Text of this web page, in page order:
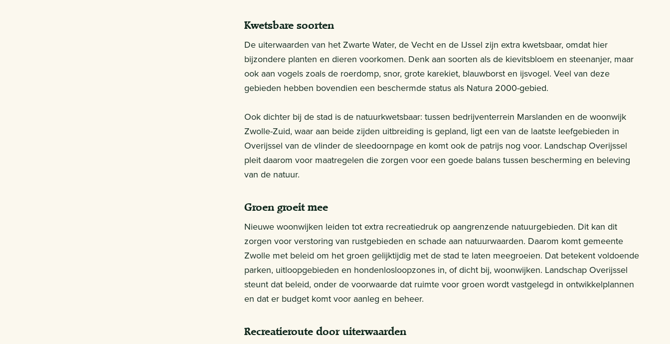
Kwetsbare soorten
De uiterwaarden van het Zwarte Water, de Vecht en de IJssel zijn extra kwetsbaar, omdat hier
bijzondere planten en dieren voorkomen. Denk aan soorten als de kievitsbloem en steenanjer, maar
ook aan vogels zoals de roerdomp, snor, grote karekiet, blauwborst en ijsvogel. Veel van deze
gebieden hebben bovendien een beschermde status als Natura 2000-gebied.
Ook dichter bij de stad is de natuurkwetsbaar: tussen bedrijventerrein Marslanden en de woonwijk
Zwolle-Zuid, waar aan beide zijden uitbreiding is gepland, ligt een van de laatste leefgebieden in
Overijssel van de vlinder de sleedoornpage en komt ook de patrijs nog voor. Landschap Overijssel
pleit daarom voor maatregelen die zorgen voor een goede balans tussen bescherming en beleving
van de natuur.
Groen groeit mee
Nieuwe woonwijken leiden tot extra recreatiedruk op aangrenzende natuurgebieden. Dit kan dit
zorgen voor verstoring van rustgebieden en schade aan natuurwaarden. Daarom komt gemeente
Zwolle met beleid om het groen gelijktijdig met de stad te laten meegroeien. Dat betekent voldoende
parken, uitloopgebieden en hondenlosloopzones in, of dicht bij, woonwijken. Landschap Overijssel
steunt dat beleid, onder de voorwaarde dat ruimte voor groen wordt vastgelegd in ontwikkelplannen
en dat er budget komt voor aanleg en beheer.
Recreatieroute door uiterwaarden